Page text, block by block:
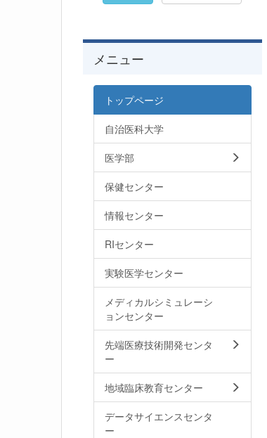
メニュー
トップページ
自治医科大学
医学部
保健センター
情報センター
RIセンター
実験医学センター
メディカルシミュレーシ
ョンセンター
先端医療技術開発センタ
ー
地域臨床教育センター
データサイエンスセンタ
ー